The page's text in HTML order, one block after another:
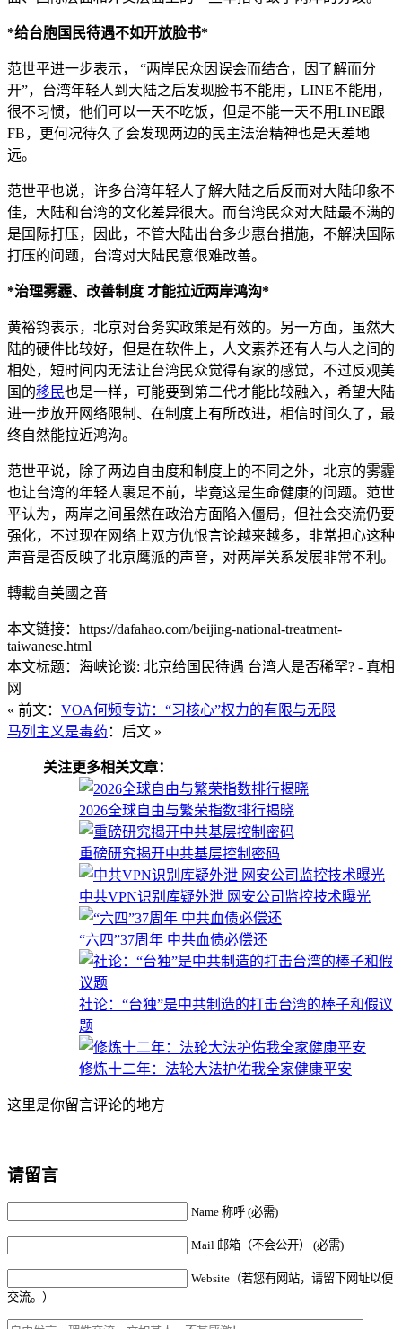
*给台胞国民待遇不如开放脸书*
范世平进一步表示， “两岸民众因误会而结合，因了解而分
开”，台湾年轻人到大陆之后发现脸书不能用，LINE不能用，
很不习惯，他们可以一天不吃饭，但是不能一天不用LINE跟
FB，更何况待久了会发现两边的民主法治精神也是天差地
远。
范世平也说，许多台湾年轻人了解大陆之后反而对大陆印象不
佳，大陆和台湾的文化差异很大。而台湾民众对大陆最不满的
是国际打压，因此，不管大陆出台多少惠台措施，不解决国际
打压的问题，台湾对大陆民意很难改善。
*治理雾霾、改善制度 才能拉近两岸鸿沟*
黄裕钧表示，北京对台务实政策是有效的。另一方面，虽然大
陆的硬件比较好，但是在软件上，人文素养还有人与人之间的
相处，短时间内无法让台湾民众觉得有家的感觉，不过反观美
国的移民也是一样，可能要到第二代才能比较融入，希望大陆
进一步放开网络限制、在制度上有所改进，相信时间久了，最
终自然能拉近鸿沟。
范世平说，除了两边自由度和制度上的不同之外，北京的雾霾
也让台湾的年轻人裹足不前，毕竟这是生命健康的问题。范世
平认为，两岸之间虽然在政治方面陷入僵局，但社会交流仍要
强化，不过现在网络上双方仇恨言论越来越多，非常担心这种
声音是否反映了北京鹰派的声音，对两岸关系发展非常不利。
轉載自美國之音
本文链接：https://dafahao.com/beijing-national-treatment-
taiwanese.html
本文标题：海峡论谈: 北京给国民待遇 台湾人是否稀罕? - 真相
网
« 前文： VOA何频专访：“习核心”权力的有限与无限
马列主义是毒药 ：后文 »
关注更多相关文章：
2026全球自由与繁荣指数排行揭晓
重磅研究揭开中共基层控制密码
中共VPN识别库疑外泄 网安公司监控技术曝光
“六四”37周年 中共血债必偿还
社论：“台独”是中共制造的打击台湾的棒子和假议
题
修炼十二年：法轮大法护佑我全家健康平安
这里是你留言评论的地方
请留言
Name 称呼 (必需)
Mail 邮箱（不会公开） (必需)
Website（若您有网站，请留下网址以便
交流。）